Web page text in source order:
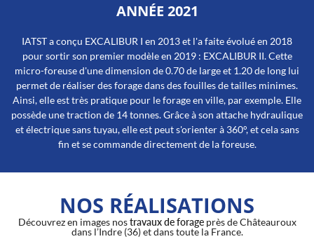
ANNÉE 2021
IATST a conçu EXCALIBUR I en 2013 et l'a faite évolué en 2018
pour sortir son premier modèle en 2019 : EXCALIBUR II. Cette
micro-foreuse d'une dimension de 0.70 de large et 1.20 de long lui
permet de réaliser des forage dans des fouilles de tailles minimes.
Ainsi, elle est très pratique pour le forage en ville, par exemple. Elle
possède une traction de 14 tonnes. Grâce à son attache hydraulique
et électrique sans tuyau, elle est peut s'orienter à 360°, et cela sans
fin et se commande directement de la foreuse.
NOS RÉALISATIONS
Découvrez en images nostravaux de forageprès de Châteauroux
dans l’Indre (36) et dans toute la France.